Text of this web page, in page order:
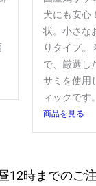
犬にも安心
状。小さな
りタイプ。
で、厳選し
サミを使用
ィックです
商品を見る
12時までのご